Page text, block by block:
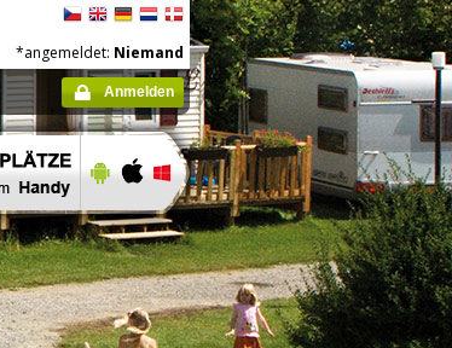
*angemeldet: Niemand
Anmelden